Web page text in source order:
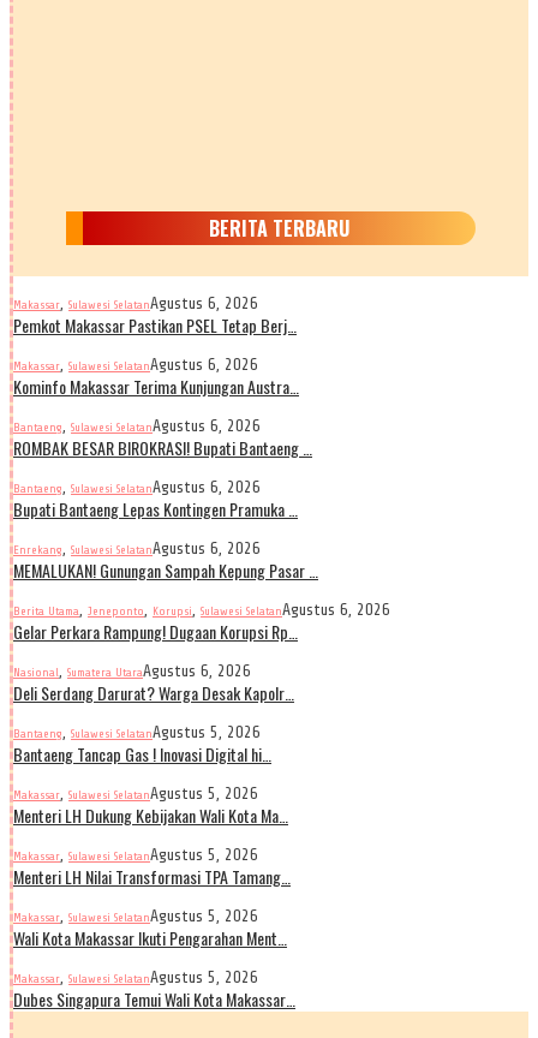
BERITA TERBARU
Makassar, Sulawesi SelatanAgustus 6, 2026
Pemkot Makassar Pastikan PSEL Tetap Berj…
Makassar, Sulawesi SelatanAgustus 6, 2026
Kominfo Makassar Terima Kunjungan Austra…
Bantaeng, Sulawesi SelatanAgustus 6, 2026
ROMBAK BESAR BIROKRASI! Bupati Bantaeng …
Bantaeng, Sulawesi SelatanAgustus 6, 2026
Bupati Bantaeng Lepas Kontingen Pramuka …
Enrekang, Sulawesi SelatanAgustus 6, 2026
MEMALUKAN! Gunungan Sampah Kepung Pasar …
Berita Utama, Jeneponto, Korupsi, Sulawesi SelatanAgustus 6, 2026
Gelar Perkara Rampung! Dugaan Korupsi Rp…
Nasional, Sumatera UtaraAgustus 6, 2026
Deli Serdang Darurat? Warga Desak Kapolr…
Bantaeng, Sulawesi SelatanAgustus 5, 2026
Bantaeng Tancap Gas ! Inovasi Digital hi…
Makassar, Sulawesi SelatanAgustus 5, 2026
Menteri LH Dukung Kebijakan Wali Kota Ma…
Makassar, Sulawesi SelatanAgustus 5, 2026
Menteri LH Nilai Transformasi TPA Tamang…
Makassar, Sulawesi SelatanAgustus 5, 2026
Wali Kota Makassar Ikuti Pengarahan Ment…
Makassar, Sulawesi SelatanAgustus 5, 2026
Dubes Singapura Temui Wali Kota Makassar…